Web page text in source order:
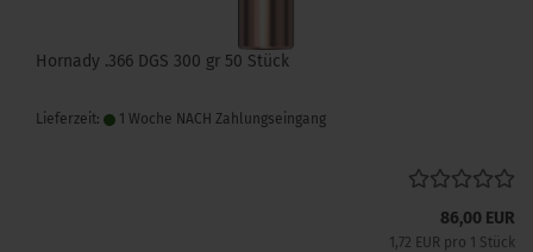
Hornady .366 DGS 300 gr 50 Stück
Lieferzeit: 1 Woche NACH Zahlungseingang
86,00 EUR
1,72 EUR pro 1 Stück